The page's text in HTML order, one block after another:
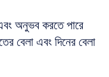
এবং অনুভব করতে পারে
বেলা এবং দিনের বেলা